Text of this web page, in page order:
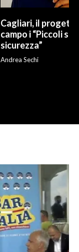
Cagliari, il
campo i “Piccoli
sicurezza”
Andrea Sechi